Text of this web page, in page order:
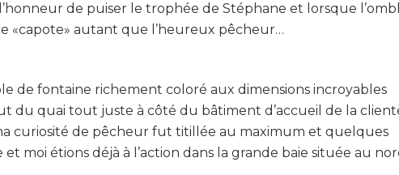
de puiser le trophée de Stéphane et lorsque
«capote» autant que l’heureux pêcheur…
de fontaine richement coloré aux dimensions incroyables
du quai tout juste à côté du bâtiment d’accueil de la
curiosité de pêcheur fut titillée au maximum et quelques
moi étions déjà à l’action dans la grande baie située au